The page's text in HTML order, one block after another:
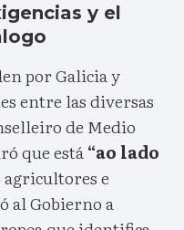
y el
por Galicia y
entre las diversas
de Medio
que está“ao lado
agricultores e
al Gobierno a